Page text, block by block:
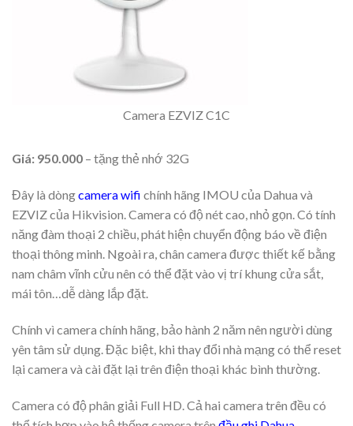
Camera EZVIZ C1C
Giá: 950.000 – tặng thẻ nhớ 32G
Đây là dòngcamera wifi chính hãng IMOU của Dahua và
EZVIZ của Hikvision. Camera có độ nét cao, nhỏ gọn. Có tính
năng đàm thoại 2 chiều, phát hiện chuyển động báo về điện
thoại thông minh. Ngoài ra, chân camera được thiết kế bằng
nam châm vĩnh cửu nên có thể đặt vào vị trí khung cửa sắt,
mái tôn…dễ dàng lắp đặt.
Chính vì camera chính hãng, bảo hành 2 năm nên người dùng
yên tâm sử dụng. Đặc biệt, khi thay đổi nhà mạng có thể reset
lại camera và cài đặt lại trên điện thoại khác bình thường.
Camera có độ phân giải Full HD. Cả hai camera trên đều có